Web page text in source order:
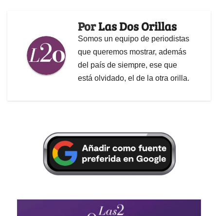
PorLas Dos Orillas
Somos un equipo de periodistas
que queremos mostrar, además
del país de siempre, ese que
está olvidado, el de la otra orilla.